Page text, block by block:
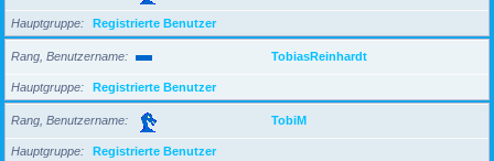
Hauptgruppe Registrierte Benutzer
Rang, Benutzername TobiasReinhardt
Hauptgruppe Registrierte Benutzer
Rang, Benutzername TobiM
Hauptgruppe Registrierte Benutzer